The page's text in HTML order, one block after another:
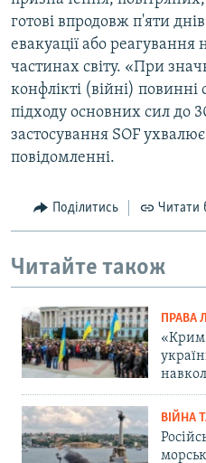
готові впродовж п'яти
евакуації або реагування
частинах світу. «При
конфлікті (війні)
підходу основних сил до
застосування SOF
повідомленні.
Поділитись Читати
Читайте також
ПРАВА
«Крим
ВІЙНА